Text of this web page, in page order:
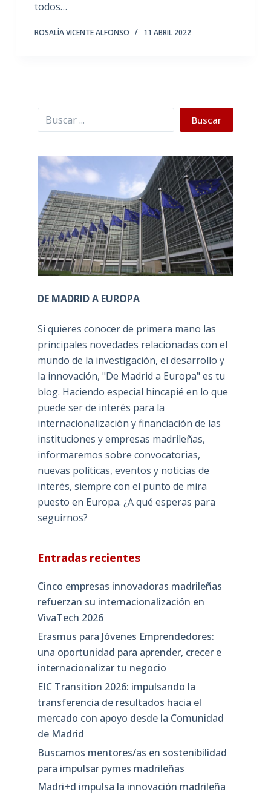
todos…
ROSALÍA VICENTE ALFONSO 11 ABRIL 2022
Buscar Buscar
DE MADRID A EUROPA
Si quieres conocer de primera mano las
principales novedades relacionadas con el
mundo de la investigación, el desarrollo y
la innovación, "De Madrid a Europa" es tu
blog. Haciendo especial hincapié en lo que
puede ser de interés para la
internacionalización y financiación de las
instituciones y empresas madrileñas,
informaremos sobre convocatorias,
nuevas políticas, eventos y noticias de
interés, siempre con el punto de mira
puesto en Europa. ¿A qué esperas para
seguirnos?
Entradas recientes
Cinco empresas innovadoras madrileñas
refuerzan su internacionalización en
VivaTech 2026
Erasmus para Jóvenes Emprendedores:
una oportunidad para aprender, crecer e
internacionalizar tu negocio
EIC Transition 2026: impulsando la
transferencia de resultados hacia el
mercado con apoyo desde la Comunidad
de Madrid
Buscamos mentores/as en sostenibilidad
para impulsar pymes madrileñas
Madri+d impulsa la innovación madrileña